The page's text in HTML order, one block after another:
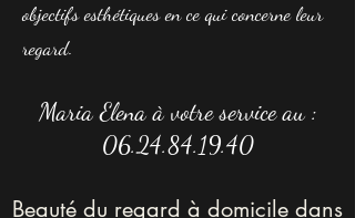
objectifs esthétiques en ce qui concerne leur
regard.
Maria Elenaà votreservice au :
06.24.84.19.40
Beauté du regard à domicile dans